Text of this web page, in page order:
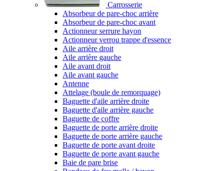
Carrosserie
Absorbeur de pare-choc arrière
Absorbeur de pare-choc avant
Actionneur serrure hayon
Actionneur verrou trappe d'essence
Aile arrière droit
Aile arrière gauche
Aile avant droit
Aile avant gauche
Antenne
Attelage (boule de remorquage)
Baguette d'aile arrière droite
Baguette d'aile arrière gauche
Baguette de coffre
Baguette de porte arrière droite
Baguette de porte arrière gauche
Baguette de porte avant droite
Baguette de porte avant gauche
Baie de pare brise